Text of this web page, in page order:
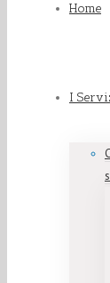
Home
I